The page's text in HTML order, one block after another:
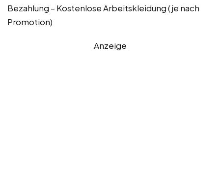
Bezahlung – Kostenlose Arbeitskleidung (je nach
Promotion)
Anzeige